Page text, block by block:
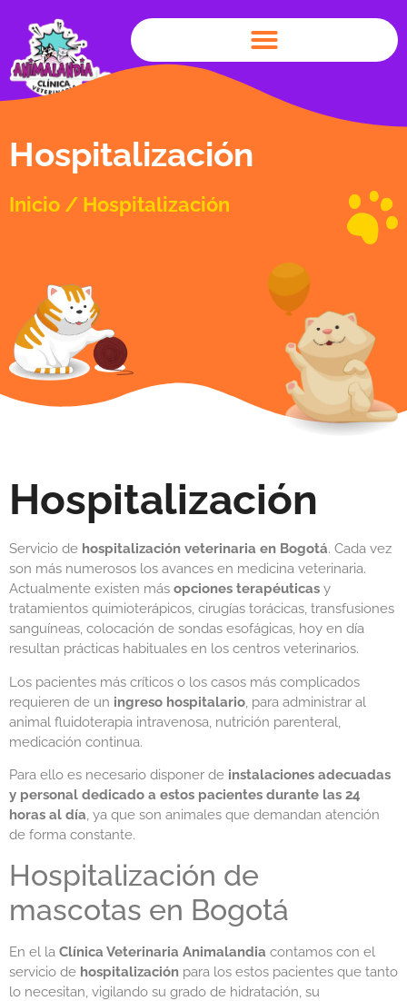
Hospitalización
Inicio / Hospitalización
Hospitalización
Servicio de hospitalización veterinaria en Bogotá. Cada vez
son más numerosos los avances en medicina veterinaria.
Actualmente existen más opciones terapéuticas y
tratamientos quimioterápicos, cirugías torácicas, transfusiones
sanguíneas, colocación de sondas esofágicas, hoy en día
resultan prácticas habituales en los centros veterinarios.
Los pacientes más críticos o los casos más complicados
requieren de un ingreso hospitalario, para administrar al
animal fluidoterapia intravenosa, nutrición parenteral,
medicación continua.
Para ello es necesario disponer de instalaciones adecuadas
y personal dedicado a estos pacientes durante las 24
horas al día, ya que son animales que demandan atención
de forma constante.
Hospitalización de
mascotas en Bogotá
En el la Clínica Veterinaria Animalandia contamos con el
servicio de hospitalización para los estos pacientes que tanto
lo necesitan, vigilando su grado de hidratación, su